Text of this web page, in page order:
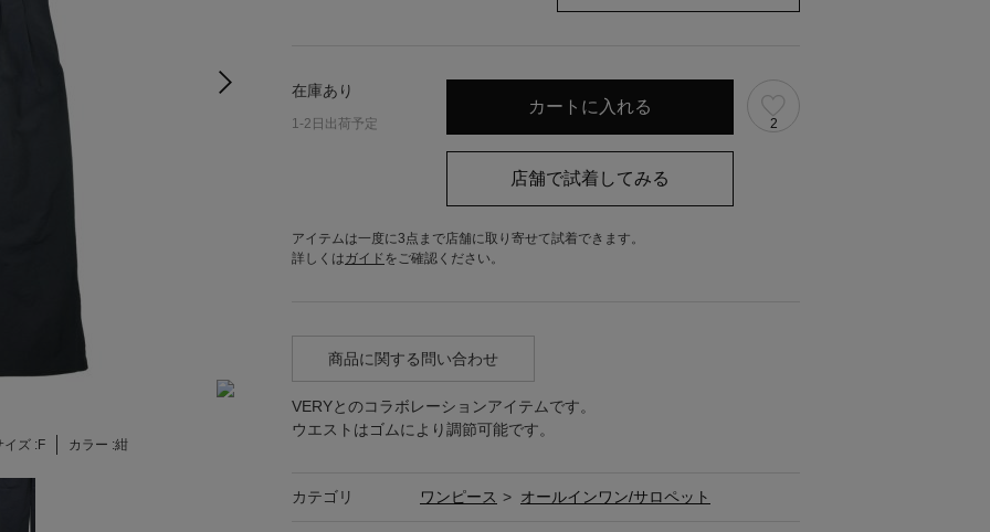
イズ :F カラー :紺
在庫あり
1-2日出荷予定 2
アイテムは一度に3点まで店舗に取り寄せて試着できます。
詳しくはガイド をご確認ください。
商品に関する問い合わせ
VERYとのコラボレーションアイテムです。
ウエストはゴムにより調節可能です。
カテゴリ ワンピース > オールインワン/サロペット